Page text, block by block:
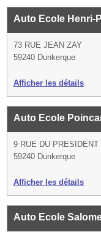
Auto Ecole Henri-
73 RUE JEAN ZAY
59240 Dunkerque
Afficher les détails
Auto Ecole
9 RUE DU PRESIDENT
59240 Dunkerque
Afficher les détails
Auto Ecole